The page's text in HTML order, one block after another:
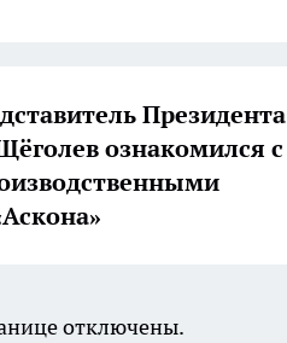
Президента
ознакомился с
отключены.